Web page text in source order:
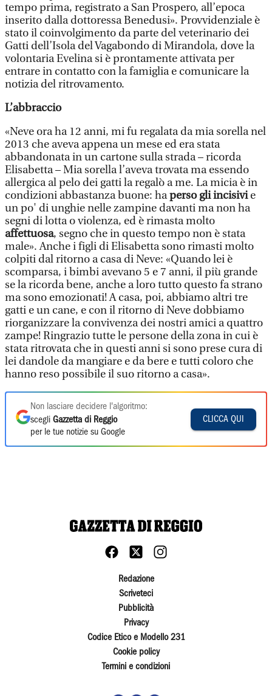
tempo prima, registrato a San Prospero, all’epoca
inserito dalla dottoressa Benedusi». Provvidenziale è
stato il coinvolgimento da parte del veterinario dei
Gatti dell’Isola del Vagabondo di Mirandola, dove la
volontaria Evelina si è prontamente attivata per
entrare in contatto con la famiglia e comunicare la
notizia del ritrovamento.
L’abbraccio
«Neve ora ha 12 anni, mi fu regalata da mia sorella nel
2013 che aveva appena un mese ed era stata
abbandonata in un cartone sulla strada – ricorda
Elisabetta – Mia sorella l’aveva trovata ma essendo
allergica al pelo dei gatti la regalò a me. La micia è in
condizioni abbastanza buone: haperso gli incisivie
un po' di unghie nelle zampine davanti ma non ha
segni di lotta o violenza, ed è rimasta molto
affettuosa, segno che in questo tempo non è stata
male». Anche i figli di Elisabetta sono rimasti molto
colpiti dal ritorno a casa di Neve: «Quando lei è
scomparsa, i bimbi avevano 5 e 7 anni, il più grande
se la ricorda bene, anche a loro tutto questo fa strano
ma sono emozionati! A casa, poi, abbiamo altri tre
gatti e un cane, e con il ritorno di Neve dobbiamo
riorganizzare la convivenza dei nostri amici a quattro
zampe! Ringrazio tutte le persone della zona in cui è
stata ritrovata che in questi anni si sono prese cura di
lei dandole da mangiare e da bere e tutti coloro che
hanno reso possibile il suo ritorno a casa».
Non lasciare decidere l'algoritmo:
scegli Gazzetta di Reggio
per le tue notizie su Google
CLICCA QUI
Redazione
Scriveteci
Pubblicità
Privacy
Codice Etico e Modello 231
Cookie policy
Termini e condizioni